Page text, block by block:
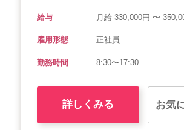
給与 月給 330,000円 〜
雇用形態 正社員
勤務時間 8:30〜17:30
詳しくみる お気